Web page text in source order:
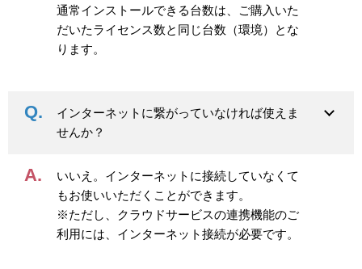
通常インストールできる台数は、ご購入いた
だいたライセンス数と同じ台数（環境）とな
ります。
インターネットに繋がっていなければ使えま
せんか？
いいえ。インターネットに接続していなくて
もお使いいただくことができます。
※ただし、クラウドサービスの連携機能のご
利用には、インターネット接続が必要です。